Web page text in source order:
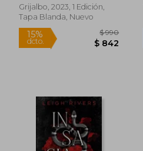
Grijalbo, 2023, 1 Edición,
Tapa Blanda, Nuevo